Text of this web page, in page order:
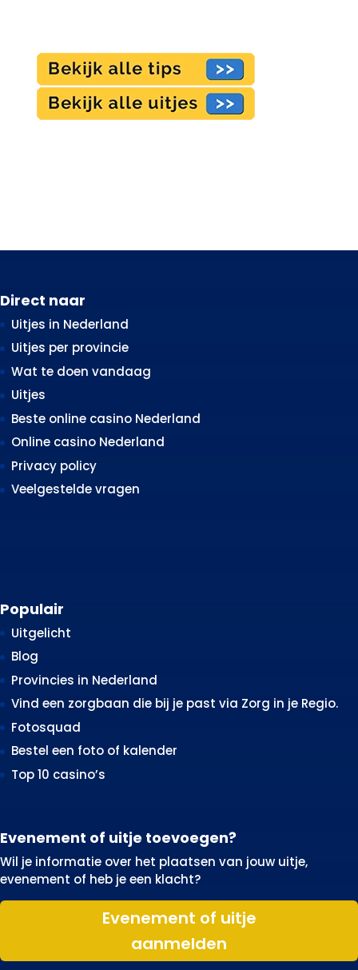
Direct naar
Uitjes in Nederland
Uitjes per provincie
Wat te doen vandaag
Uitjes
Beste online casino Nederland
Online casino Nederland
Privacy policy
Veelgestelde vragen
Populair
Uitgelicht
Blog
Provincies in Nederland
Vind een zorgbaan die bij je past via Zorg in je Regio.
Fotosquad
Bestel een foto of kalender
Top 10 casino’s
Evenement of uitje toevoegen?
Wil je informatie over het plaatsen van jouw uitje,
evenement of heb je een klacht?
Evenement of uitje
aanmelden